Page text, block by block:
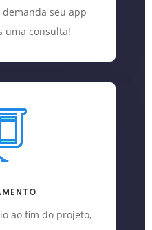
demanda seu app
uma consulta!
ao fim do projeto,